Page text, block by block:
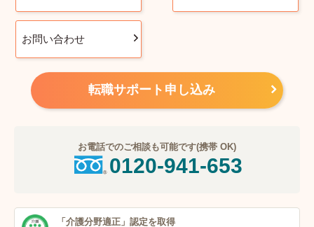
お問い合わせ
転職サポート申し込み
お電話でのご相談も可能です(携帯 OK)
0120-941-653
「介護分野適正」 認定を取得